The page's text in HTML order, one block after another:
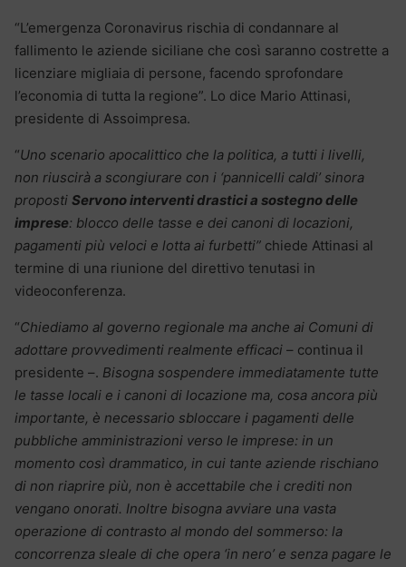
“L’emergenza Coronavirus rischia di condannare al
fallimento le aziende siciliane che così saranno costrette a
licenziare migliaia di persone, facendo sprofondare
l’economia di tutta la regione”. Lo dice Mario Attinasi,
presidente di Assoimpresa.
“Uno scenario apocalittico che la politica, a tutti i livelli,
non riuscirà a scongiurare con i ‘pannicelli caldi’ sinora
proposti Servono interventi drastici a sostegno delle
imprese: blocco delle tasse e dei canoni di locazioni,
pagamenti più veloci e lotta ai furbetti” chiede Attinasi al
termine di una riunione del direttivo tenutasi in
videoconferenza.
“Chiediamo al governo regionale ma anche ai Comuni di
adottare provvedimenti realmente efficaci – continua il
presidente –. Bisogna sospendere immediatamente tutte
le tasse locali e i canoni di locazione ma, cosa ancora più
importante, è necessario sbloccare i pagamenti delle
pubbliche amministrazioni verso le imprese: in un
momento così drammatico, in cui tante aziende rischiano
di non riaprire più, non è accettabile che i crediti non
vengano onorati. Inoltre bisogna avviare una vasta
operazione di contrasto al mondo del sommerso: la
concorrenza sleale di che opera ‘in nero’ e senza pagare le